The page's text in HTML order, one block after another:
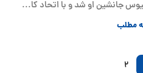
مطلب
2